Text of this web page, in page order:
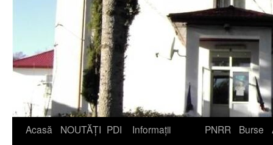
Acasă NOUTĂȚI PDI
Informații
PNRR Burse